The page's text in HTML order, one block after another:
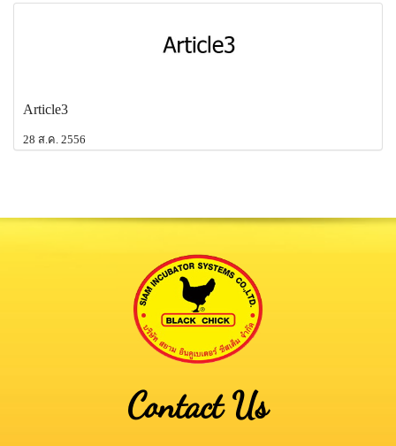
Article3
28 ส.ค. 2556
Contact Us